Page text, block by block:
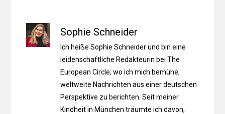
Sophie Schneider
Ich heiße Sophie Schneider und bin eine
leidenschaftliche Redakteurin bei The
European Circle, wo ich mich bemühe,
weltweite Nachrichten aus einer deutschen
Perspektive zu berichten. Seit meiner
Kindheit in München träumte ich davon,